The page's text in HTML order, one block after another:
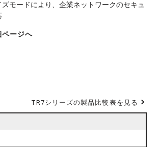
ズモードにより、企業ネットワークのセキュ
ージへ
TR7シリーズの製品比較表を見る